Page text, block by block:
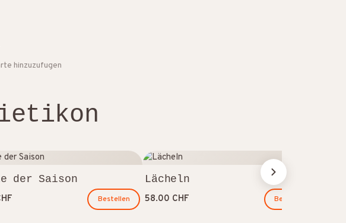
hinzuzufugen
der Saison
Bestellen
Lächeln
58.00 CHF Bestellen